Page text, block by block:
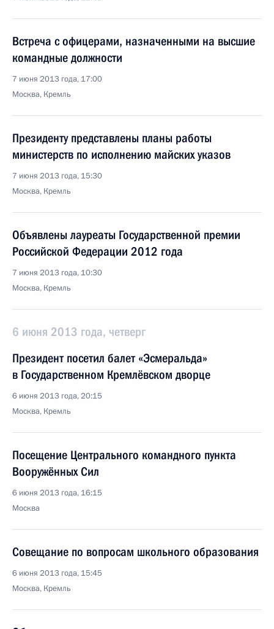
Встреча с офицерами, назначенными на высшие
командные должности
7 июня 2013 года, 17:00
Москва, Кремль
Президенту представлены планы работы
министерств по исполнению майских указов
7 июня 2013 года, 15:30
Москва, Кремль
Объявлены лауреаты Государственной премии
Российской Федерации 2012 года
7 июня 2013 года, 10:30
Москва, Кремль
6 июня 2013 года, четверг
Президент посетил балет «Эсмеральда»
в Государственном Кремлёвском дворце
6 июня 2013 года, 20:15
Москва, Кремль
Посещение Центрального командного пункта
Вооружённых Сил
6 июня 2013 года, 16:15
Москва
Совещание по вопросам школьного образования
6 июня 2013 года, 15:45
Москва, Кремль